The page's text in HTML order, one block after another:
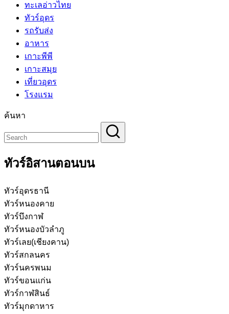
ทะเลอ่าวไทย
ทัวร์อุดร
รถรับส่ง
อาหาร
เกาะพีพี
เกาะสมุย
เที่ยวอุดร
โรงแรม
ค้นหา
ทัวร์อิสานตอนบน
ทัวร์อุดรธานี
ทัวร์หนองคาย
ทัวร์บึงกาฬ
ทัวร์หนองบัวลำภู
ทัวร์เลย(เชียงคาน)
ทัวร์สกลนคร
ทัวร์นครพนม
ทัวร์ขอนแก่น
ทัวร์กาฬสินธ์
ทัวร์มุกดาหาร